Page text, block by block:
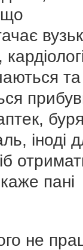
що
та
іноді
пані
не